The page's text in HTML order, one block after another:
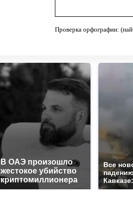
Проверка орфографии:
В ОАЭ произошло
жестокое убийство
криптомиллионера
Все